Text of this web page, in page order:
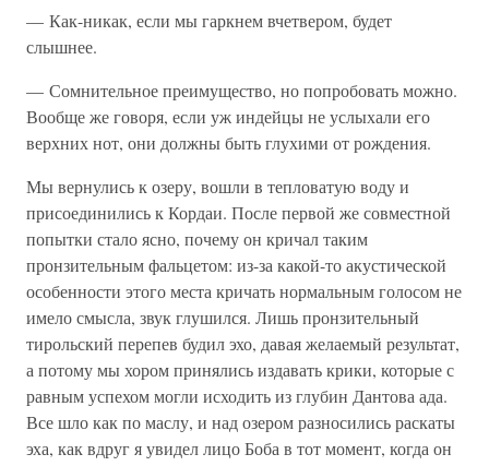
— Как-никак, если мы гаркнем вчетвером, будет
слышнее.
— Сомнительное преимущество, но попробовать можно.
Вообще же говоря, если уж индейцы не услыхали его
верхних нот, они должны быть глухими от рождения.
Мы вернулись к озеру, вошли в тепловатую воду и
присоединились к Кордаи. После первой же совместной
попытки стало ясно, почему он кричал таким
пронзительным фальцетом: из-за какой-то акустической
особенности этого места кричать нормальным голосом не
имело смысла, звук глушился. Лишь пронзительный
тирольский перепев будил эхо, давая желаемый результат,
а потому мы хором принялись издавать крики, которые с
равным успехом могли исходить из глубин Дантова ада.
Все шло как по маслу, и над озером разносились раскаты
эха, как вдруг я увидел лицо Боба в тот момент, когда он